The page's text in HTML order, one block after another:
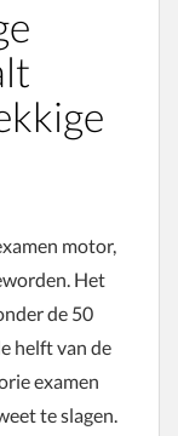
motor,
Het
de 50
helft van de
examen
te slagen.